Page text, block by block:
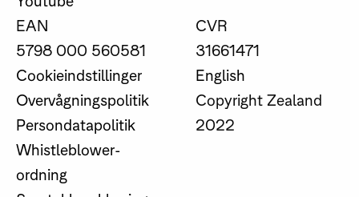
EAN
5798 000 560581
CVR
31661471
Cookieindstillinger
Overvågningspolitik
Persondatapolitik
Whistleblower-
ordning
English
Copyright Zealand
2022